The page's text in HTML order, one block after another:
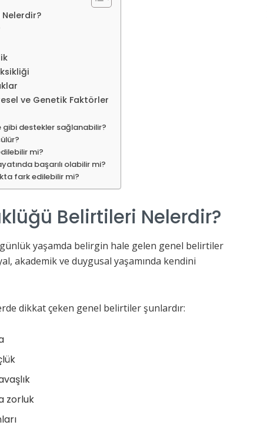
ve Genetik Faktörler
gibi destekler sağlanabilir?
mi?
başarılı olabilir mi?
fark edilebilir mi?
Belirtileri Nelerdir?
yaşamda belirgin hale gelen genel belirtiler
akademik ve duygusal yaşamında kendini
dikkat çeken genel belirtiler şunlardır:
zorluk